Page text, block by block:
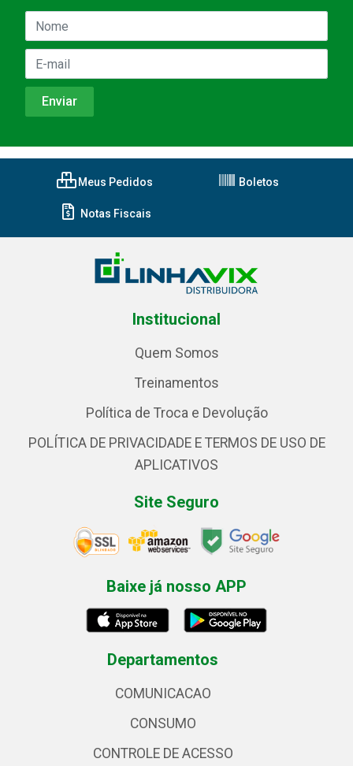
Meus Pedidos Boletos
Notas Fiscais
Institucional
Quem Somos
Treinamentos
Política de Troca e Devolução
POLÍTICA DE PRIVACIDADE E TERMOS DE USO DE
APLICATIVOS
Site Seguro
Baixe já nosso APP
Departamentos
COMUNICACAO
CONSUMO
CONTROLE DE ACESSO